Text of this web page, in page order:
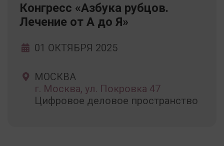
Конгресс «Азбука рубцов.
Лечение от А до Я»
01 ОКТЯБРЯ 2025
МОСКВА
г. Москва, ул. Покровка 47
Цифровое деловое пространство